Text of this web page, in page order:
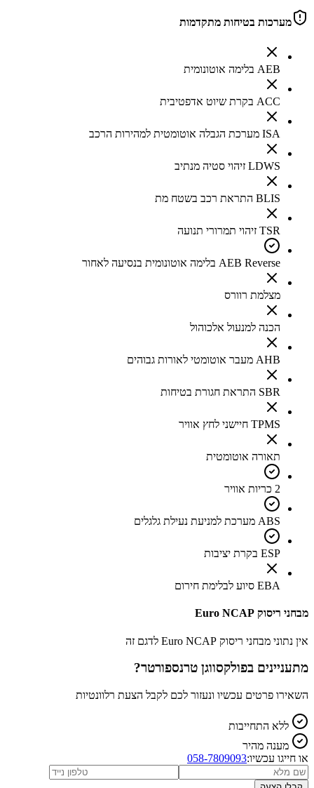
מערכות בטיחות מתקדמות
AEB בלימה אוטונומית
ACC בקרת שיוט אדפטיבית
ISA מערכת הגבלה אוטומטית למהירות הרכב
LDWS זיהוי סטיה מנתיב
BLIS התראת רכב בשטח מת
TSR זיהוי תמרורי תנועה
AEB Reverse בלימה אוטונומית בנסיעה לאחור
מצלמת רוורס
הכנה למנעול אלכוהול
AHB מעבר אוטומטי לאורות גבוהים
SBR התראת חגורת בטיחות
TPMS חיישני לחץ אוויר
תאורה אוטומטית
2 כריות אוויר
ABS מערכת למניעת נעילת גלגלים
ESP בקרת יציבות
EBA סיוע לבלימת חירום
מבחני ריסוק Euro NCAP
אין נתוני מבחני ריסוק Euro NCAP לדגם זה
מתעניינים בפולקסווגן טרנספורטר?
השאירו פרטים עכשיו ונעזור לכם לקבל הצעת רלוונטיות
ללא התחייבות
מענה מהיר
או חייגו עכשיו:058-7809093